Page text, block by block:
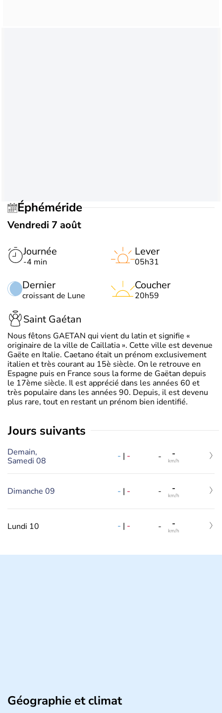
Éphéméride
Vendredi 7 août
Journée
-4 min
Dernier
croissant de Lune
Lever
05h31
Coucher
20h59
Saint Gaétan
Nous fêtons GAETAN qui vient du latin et signifie «
originaire de la ville de Caillatia ». Cette ville est devenue
Gaëte en Italie. Caetano était un prénom exclusivement
italien et très courant au 15è siècle. On le retrouve en
Espagne puis en France sous la forme de Gaëtan depuis
le 17ème siècle. Il est apprécié dans les années 60 et
très populaire dans les années 90. Depuis, il est devenu
plus rare, tout en restant un prénom bien identifié.
jours suivants
Demain,
Samedi 08
- | - - -
km/h
Dimanche 09 - | - - -
km/h
Lundi 10 - | - - -
km/h
Géographie et climat